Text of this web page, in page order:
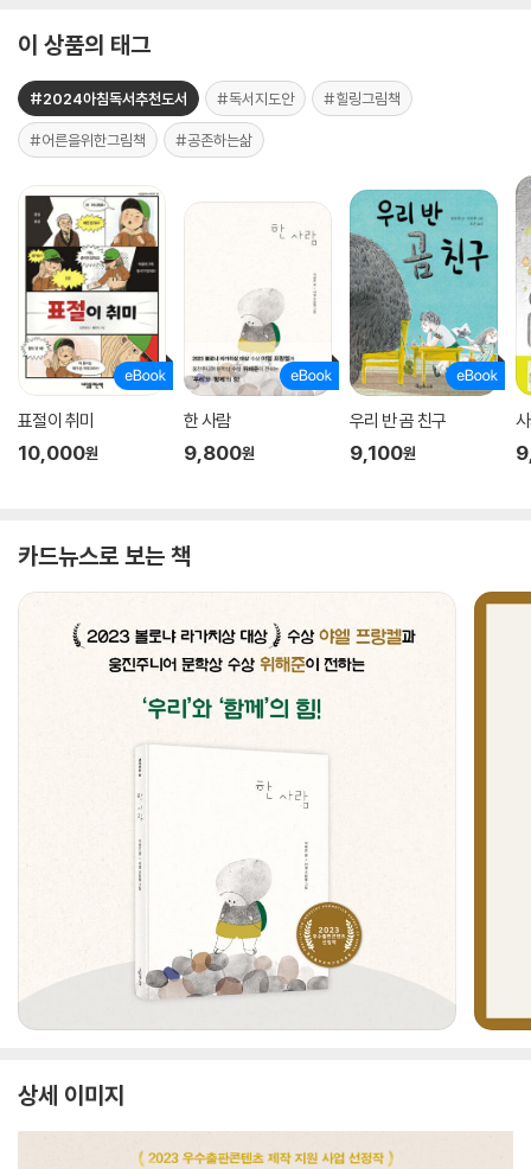
이 상품의 태그
#2024아침독서추천도서 #독서지도안 #힐링그림책
#어른을위한그림책 #공존하는삶
표절이 취미
10,000원
한 사람
9,800원
우리 반 곰 친구
9,100원
카드뉴스로 보는 책
상세 이미지